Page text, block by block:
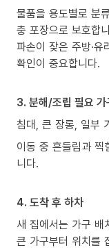
물품을 용도별로 분
충 포장으로 보호합
파손이 잦은 주방·유
확인이 중요합니다.
3. 분해/조립 필요
침대, 큰 장롱, 일부
이동 중 흔들림과 찍
니다.
4. 도착 후 하차
새 집에서는 가구 배
큰 가구부터 위치를